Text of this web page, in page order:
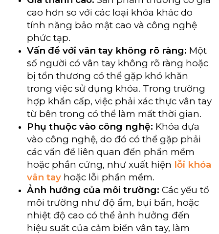
cao hơn so với các loại khóa khác do
tính năng bảo mật cao và công nghệ
phức tạp.
Vấn đề với vân tay không rõ ràng: Một
số người có vân tay không rõ ràng hoặc
bị tổn thương có thể gặp khó khăn
trong việc sử dụng khóa. Trong trường
hợp khẩn cấp, việc phải xác thực vân tay
từ bên trong có thể làm mất thời gian.
Phụ thuộc vào công nghệ: Khóa dựa
vào công nghệ, do đó có thể gặp phải
các vấn đề liên quan đến phần mềm
hoặc phần cứng, như xuất hiện lỗi khóa
vân tay hoặc lỗi phần mềm.
Ảnh hưởng của môi trường: Các yếu tố
môi trường như độ ẩm, bụi bẩn, hoặc
nhiệt độ cao có thể ảnh hưởng đến
hiệu suất của cảm biến vân tay, làm